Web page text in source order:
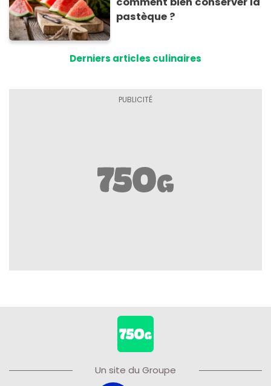
pastèque ?
Derniers articles culinaires
Un site du Groupe